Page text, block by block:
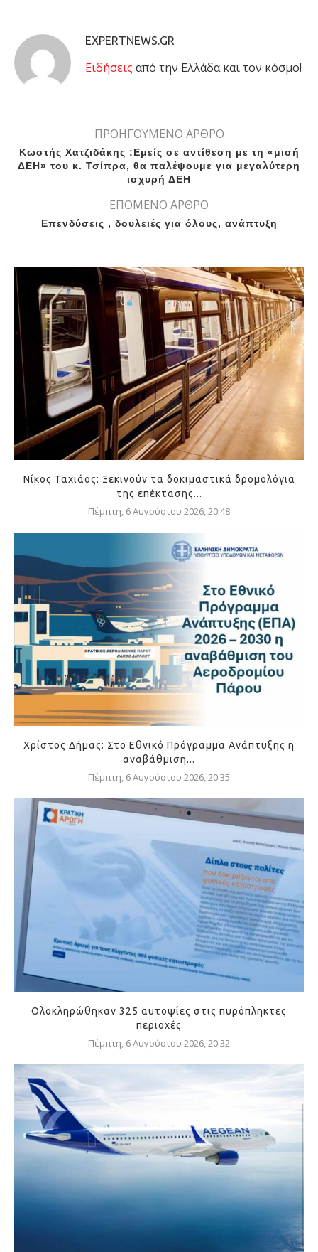
EXPERTNEWS.GR
Eιδήσεις από την Ελλάδα και τον κόσμο!
ΠΡΟΗΓΟΥΜΕΝΟ ΑΡΘΡΟ
Κωστής Χατζιδάκης :Εμείς σε αντίθεση με τη «μισή
ΔΕΗ» του κ. Τσίπρα, θα παλέψουμε για μεγαλύτερη
ισχυρή ΔΕΗ
ΕΠΟΜΕΝΟ ΑΡΘΡΟ
Επενδύσεις , δουλειές για όλους, ανάπτυξη
Νίκος Ταχιάος: Ξεκινούν τα δοκιμαστικά δρομολόγια
της επέκτασης...
Πέμπτη, 6 Αυγούστου 2026, 20:48
Χρίστος Δήμας: Στο Εθνικό Πρόγραμμα Ανάπτυξης η
αναβάθμιση...
Πέμπτη, 6 Αυγούστου 2026, 20:35
Ολοκληρώθηκαν 325 αυτοψίες στις πυρόπληκτες
περιοχές
Πέμπτη, 6 Αυγούστου 2026, 20:32